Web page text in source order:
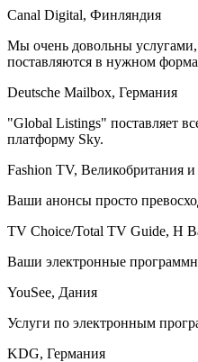
Canal Digital, Финляндия
Мы очень довольны
поставляются в нужном
Deutsche Mailbox, Германия
"Global Listings" поставляет
платформу Sky.
Fashion TV, Великобритания
Ваши анонсы просто
TV Choice/Total TV Guide, H
Ваши электронные
YouSee, Дания
Услуги по электронным
KDG, Германия